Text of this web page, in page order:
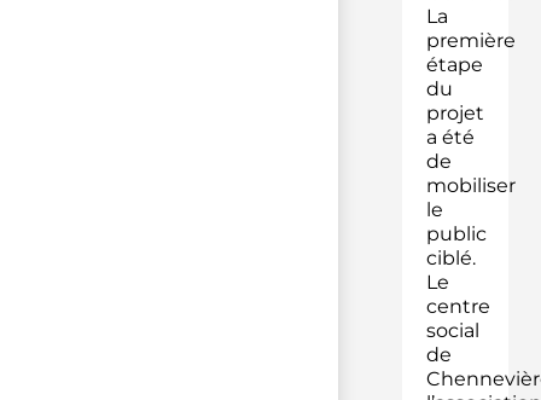
La
première
étape
du
projet
a été
de
mobiliser
le
public
ciblé.
Le
centre
social
de